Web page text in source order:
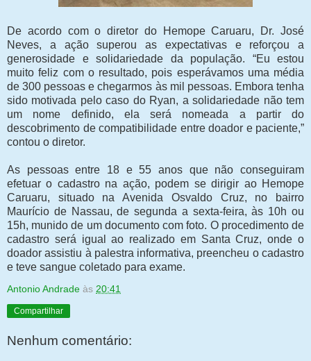
De acordo com o diretor do Hemope Caruaru, Dr. José
Neves, a ação superou as expectativas e reforçou a
generosidade e solidariedade da população. “Eu estou
muito feliz com o resultado, pois esperávamos uma média
de 300 pessoas e chegarmos às mil pessoas. Embora tenha
sido motivada pelo caso do Ryan, a solidariedade não tem
um nome definido, ela será nomeada a partir do
descobrimento de compatibilidade entre doador e paciente,”
contou o diretor.
As pessoas entre 18 e 55 anos que não conseguiram
efetuar o cadastro na ação, podem se dirigir ao Hemope
Caruaru, situado na Avenida Osvaldo Cruz, no bairro
Maurício de Nassau, de segunda a sexta-feira, às 10h ou
15h, munido de um documento com foto. O procedimento de
cadastro será igual ao realizado em Santa Cruz, onde o
doador assistiu à palestra informativa, preencheu o cadastro
e teve sangue coletado para exame.
Antonio Andrade às 20:41
Compartilhar
Nenhum comentário: